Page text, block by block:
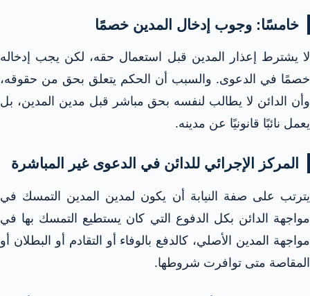
خامسًا: وجوب إدخال المدين خصمًا
لا يشترط إعذار المدين قبل استعمال حقه، لكن يجب إدخاله
خصمًا في الدعوى. والسبب أن الحكم يتعلق بحق من حقوقه،
وأن الدائن لا يطالب لنفسه بحق مباشر قبل مدين المدين، بل
يعمل نائبًا قانونيًا عن مدينه.
المركز الإجرائي للدائن في الدعوى غير المباشرة
يترتب على صفة النيابة أن يكون لمدين المدين التمسك في
مواجهة الدائن بكل الدفوع التي كان يستطيع التمسك بها في
مواجهة المدين الأصلي، كالدفع بالوفاء أو التقادم أو البطلان أو
المقاصة متى توافرت شروطها.